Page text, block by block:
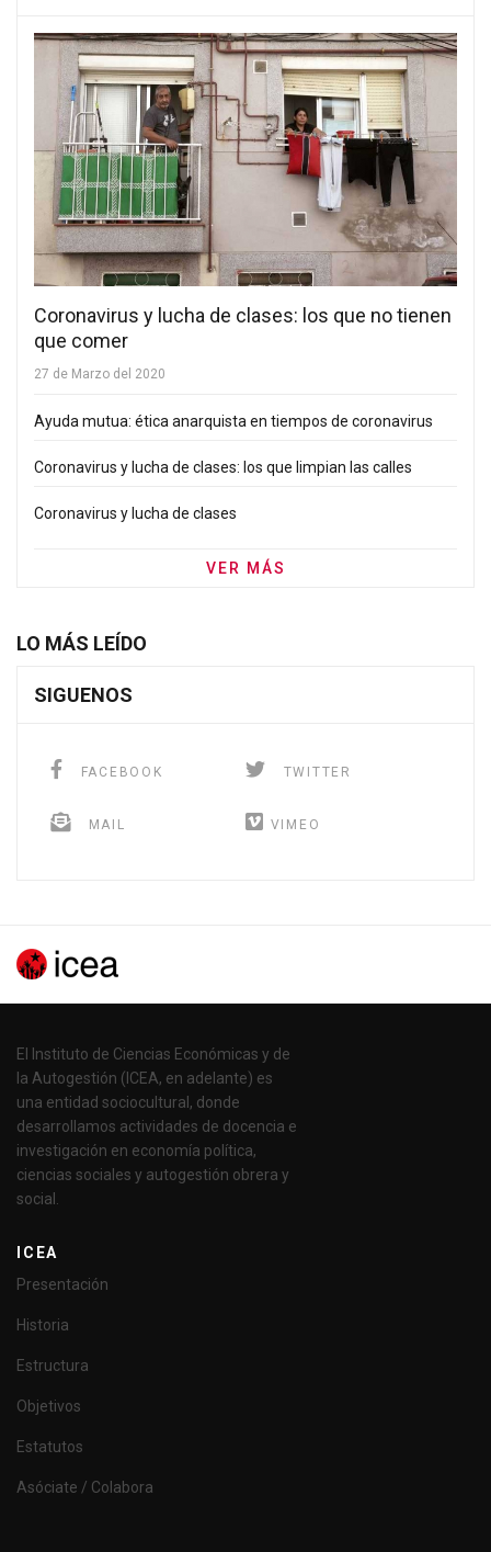
Coronavirus y lucha de clases: los que no tienen
que comer
27 de Marzo del 2020
Ayuda mutua: ética anarquista en tiempos de coronavirus
Coronavirus y lucha de clases: los que limpian las calles
Coronavirus y lucha de clases
VER MÁS
LO MÁS LEÍDO
SIGUENOS
FACEBOOK TWITTER
MAIL VIMEO
El Instituto de Ciencias Económicas y de
la Autogestión (ICEA, en adelante) es
una entidad sociocultural, donde
desarrollamos actividades de docencia e
investigación en economía política,
ciencias sociales y autogestión obrera y
social.
ICEA
Presentación
Historia
Estructura
Objetivos
Estatutos
Asóciate / Colabora